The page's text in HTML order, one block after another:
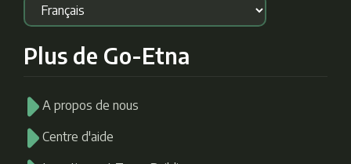
Plus de Go-Etna
A propos de nous
Centre d'aide